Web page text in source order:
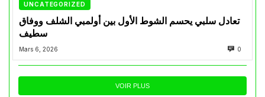
UNCATEGORIZED
تعادل سلبي يحسم الشوط الأول بين أولمبي الشلف ووفاق
سطيف
Mars 6, 2026 0
VOIR PLUS